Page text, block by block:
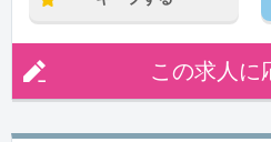
この求人に